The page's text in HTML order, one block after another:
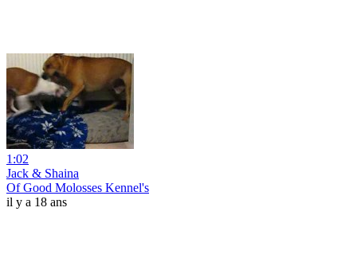
1:02
Jack & Shaina
Of Good Molosses Kennel's
il y a 18 ans